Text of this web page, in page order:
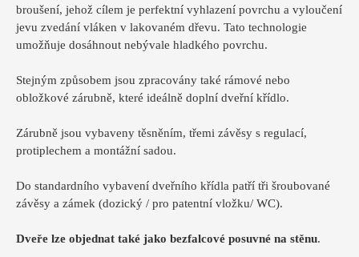
broušení, jehož cílem je perfektní vyhlazení povrchu a vyloučení
jevu zvedání vláken v lakovaném dřevu. Tato technologie
umožňuje dosáhnout nebývale hladkého povrchu.
Stejným způsobem jsou zpracovány také rámové nebo
obložkové zárubně, které ideálně doplní dveřní křídlo.
Zárubně jsou vybaveny těsněním, třemi závěsy s regulací,
protiplechem a montážní sadou.
Do standardního vybavení dveřního křídla patří tři šroubované
závěsy a zámek (dozický / pro patentní vložku/ WC).
Dveře lze objednat také jako bezfalcové posuvné na stěnu.